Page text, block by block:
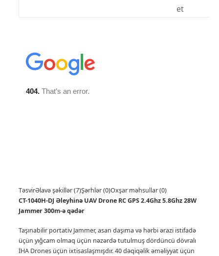
et
TəsvirƏlavə şəkillər (7)Şərhlər (0)Oxşar məhsullar (0)
CT-1040H-DJ Əleyhinə UAV Drone RC GPS 2.4Ghz 5.8Ghz 28W
Jammer 300m-ə qədər
Taşınabilir portativ Jammer, asan daşıma və hərbi ərazi istifadə
üçün yığcam olmaq üçün nəzərdə tutulmuş dördüncü dövralı
İHA Drones üçün ixtisaslaşmışdır.40 dəqiqəlik əməliyyat üçün